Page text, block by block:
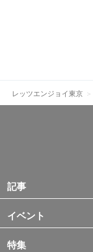
レッツエンジョイ東京
記事
イベント
特集